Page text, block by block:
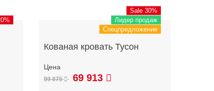
Sale 30%
Лидер продаж
Спецпредложение
Кованая кровать Тусон
99 875 69 913